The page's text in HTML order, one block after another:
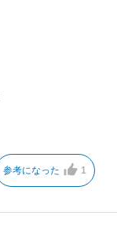
参考になった 1